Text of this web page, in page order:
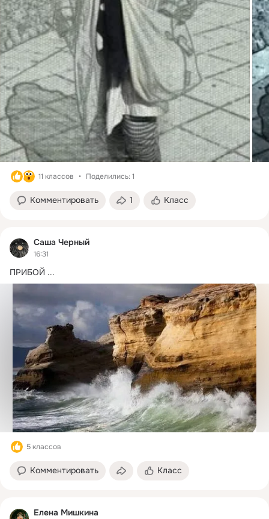
11 классов Поделились: 1
Комментировать 1 Класс
Саша Черный
16:31
ПРИБОЙ ...
5 классов
Комментировать Класс
Елена Мишкина